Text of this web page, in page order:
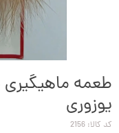
طعمه ماهیگیری
یوزوری
کد کالا: 2156